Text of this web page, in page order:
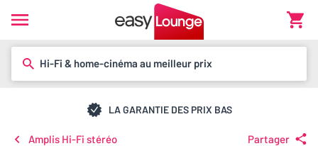
Hi-Fi & home-cinéma au meilleur prix
LA GARANTIE DES PRIX BAS
Amplis Hi-Fi stéréo Partager